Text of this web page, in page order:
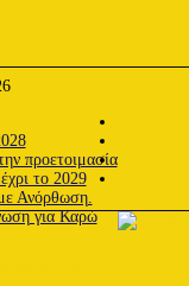
προετοιμασία
το 2029
Ανόρθωση.
για Καρώ